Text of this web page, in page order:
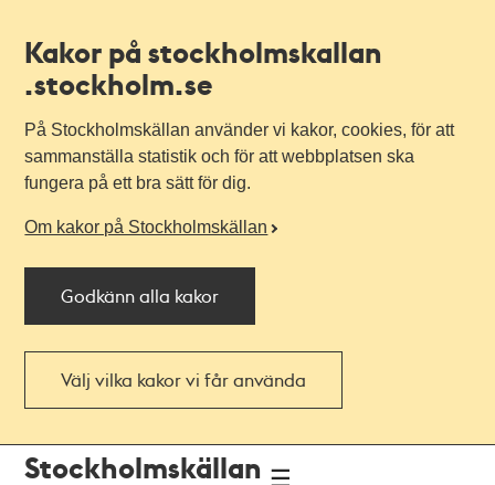
Kakor på stockholmskallan
.stockholm.se
På Stockholmskällan använder vi kakor, cookies, för att
sammanställa statistik och för att webbplatsen ska
fungera på ett bra sätt för dig.
Om kakor på Stockholmskällan
Godkänn alla kakor
Välj vilka kakor vi får använda
Stockholmskällan